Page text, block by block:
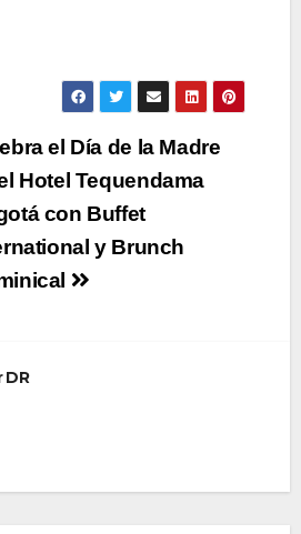
el Día de la Madre
Hotel Tequendama
con Buffet
y Brunch
DR